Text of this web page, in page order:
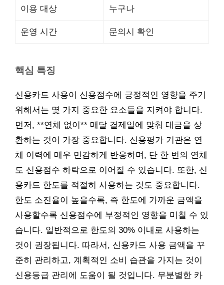
이용 대상 누구나
운영 시간 문의시 확인
핵심 특징
신용카드 사용이 신용점수에 긍정적인 영향을 주기
위해서는 몇 가지 중요한 요소들을 지켜야 합니다.
먼저, **연체 없이** 매달 결제일에 맞춰 대금을 상
환하는 것이 가장 중요합니다. 신용평가 기관은 연
체 이력에 매우 민감하게 반응하며, 단 한 번의 연체
도 신용점수 하락으로 이어질 수 있습니다. 또한, 신
용카드 한도를 적절히 사용하는 것도 중요합니다.
한도 소진율이 높을수록, 즉 한도에 가까운 금액을
사용할수록 신용점수에 부정적인 영향을 미칠 수 있
습니다. 일반적으로 한도의 30% 이내로 사용하는
것이 권장됩니다. 따라서, 신용카드 사용 금액을 꾸
준히 관리하고, 계획적인 소비 습관을 가지는 것이
신용등급 관리에 도움이 될 것입니다. 무분별한 카